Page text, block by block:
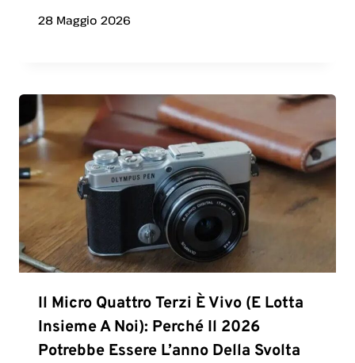
28 Maggio 2026
Il Micro Quattro Terzi È Vivo (e Lotta
Insieme A Noi): Perché Il 2026
Potrebbe Essere L’anno Della Svolta